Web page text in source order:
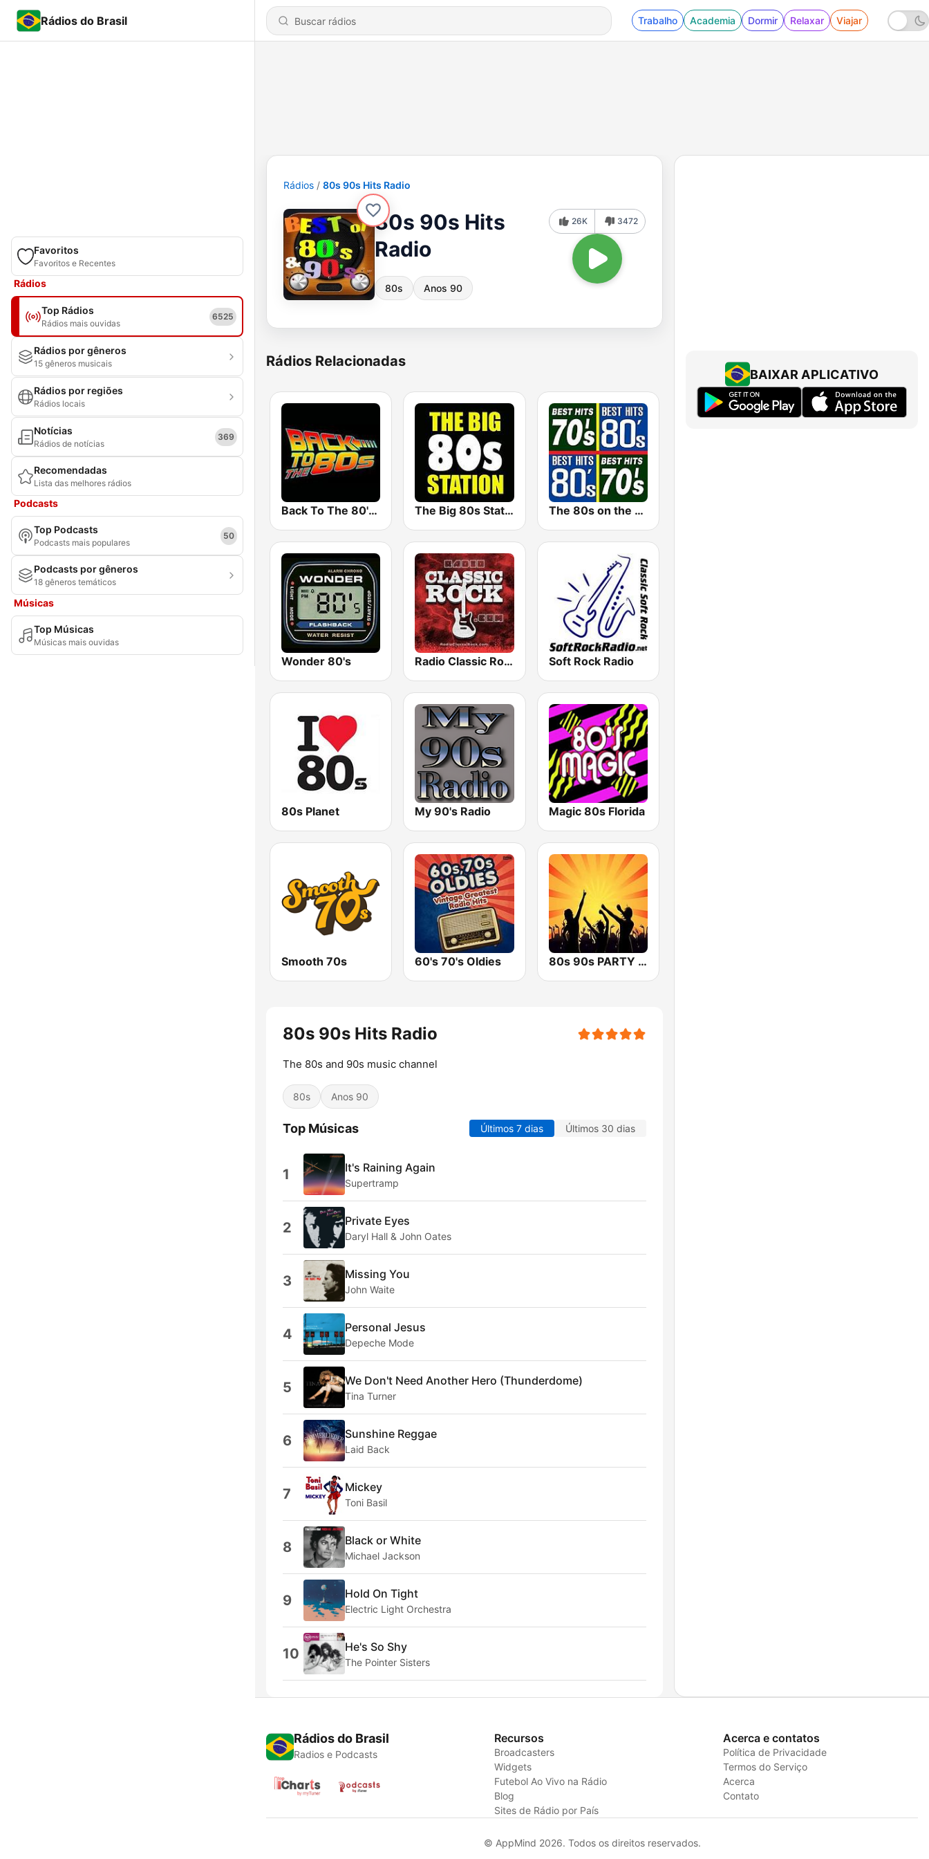
Rádios do Brasil Trabalho Academia Dormir Relaxar Viajar
Favoritos
Favoritos e Recentes
Rádios
Top Rádios
Rádios mais ouvidas
6525
Rádios por gêneros
15 gêneros musicais
Rádios por regiões
Rádios locais
Notícias
Rádios de notícias
369
Recomendadas
Lista das melhores rádios
Podcasts
Top Podcasts
Podcasts mais populares
50
Podcasts por gêneros
18 gêneros temáticos
Músicas
Top Músicas
Músicas mais ouvidas
Rádios 80s 90s Hits Radio
80s 90s Hits
Radio
80s Anos 90
26K 3472
Rádios Relacionadas
Back To The 80's Radio The Big 80s Station The 80s on the 80s
Wonder 80's Radio Classic Rock Soft Rock Radio
80s Planet My 90's Radio Magic 80s Florida
Smooth 70s 60's 70's Oldies 80s 90s PARTY HITS
80s 90s Hits Radio
The 80s and 90s music channel
80s Anos 90
Top Músicas Últimos 7 dias Últimos 30 dias
1 It's Raining Again
Supertramp
2 Private Eyes
Daryl Hall & John Oates
3 Missing You
John Waite
4 Personal Jesus
Depeche Mode
5 We Don't Need Another Hero (Thunderdome)
Tina Turner
6 Sunshine Reggae
Laid Back
7 Mickey
Toni Basil
8 Black or White
Michael Jackson
9 Hold On Tight
Electric Light Orchestra
10 He's So Shy
The Pointer Sisters
BAIXAR APLICATIVO
Rádios do Brasil
Radios e Podcasts
Recursos
Broadcasters
Widgets
Futebol Ao Vivo na Rádio
Blog
Sites de Rádio por País
Acerca e contatos
Política de Privacidade
Termos do Serviço
Acerca
Contato
© AppMind 2026. Todos os direitos reservados.